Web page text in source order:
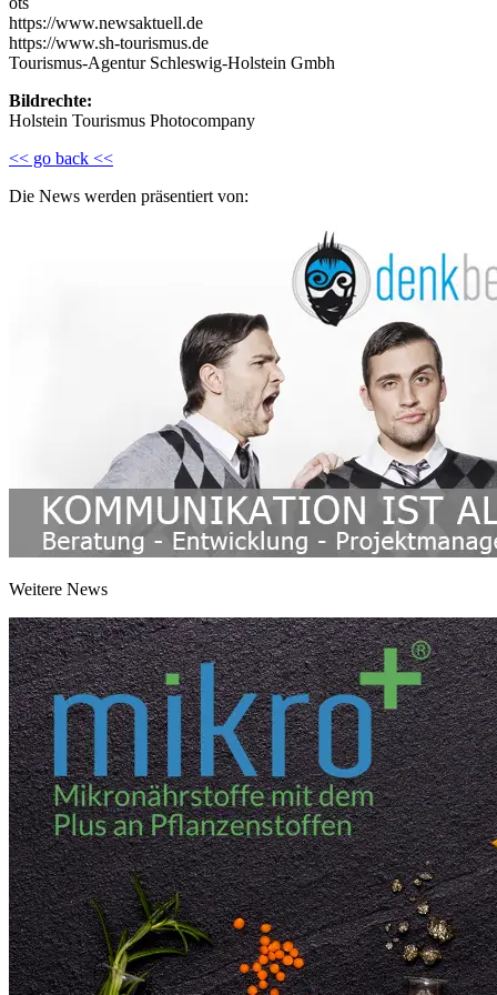
https://www.newsaktuell.de
https://www.sh-tourismus.de
Tourismus-Agentur Schleswig-Holstein Gmbh
Bildrechte:
Holstein Tourismus Photocompany
<< go back <<
Die News werden präsentiert von:
Weitere News